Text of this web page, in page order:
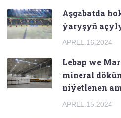
Aşgabatda
ýaryşyň
APREL.16.2024
Lebap we
mineral
niýetlenen
APREL.15.2024